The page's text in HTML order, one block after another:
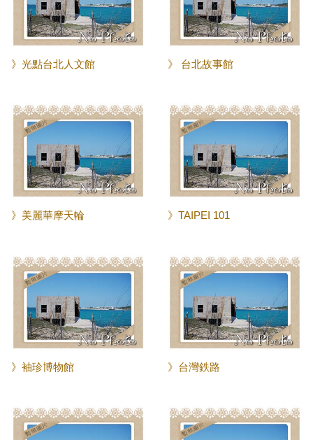
》光點台北人文館 》 台北故事館
》美麗華摩天輪 》TAIPEI 101
》袖珍博物館 》台灣鉄路